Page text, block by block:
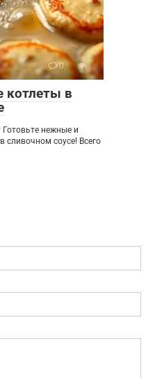
0
котлеты в
нежные и
сливочном соусе! Всего